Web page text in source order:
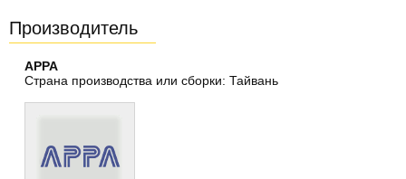
Производитель
APPA
Страна производства или сборки: Тайвань